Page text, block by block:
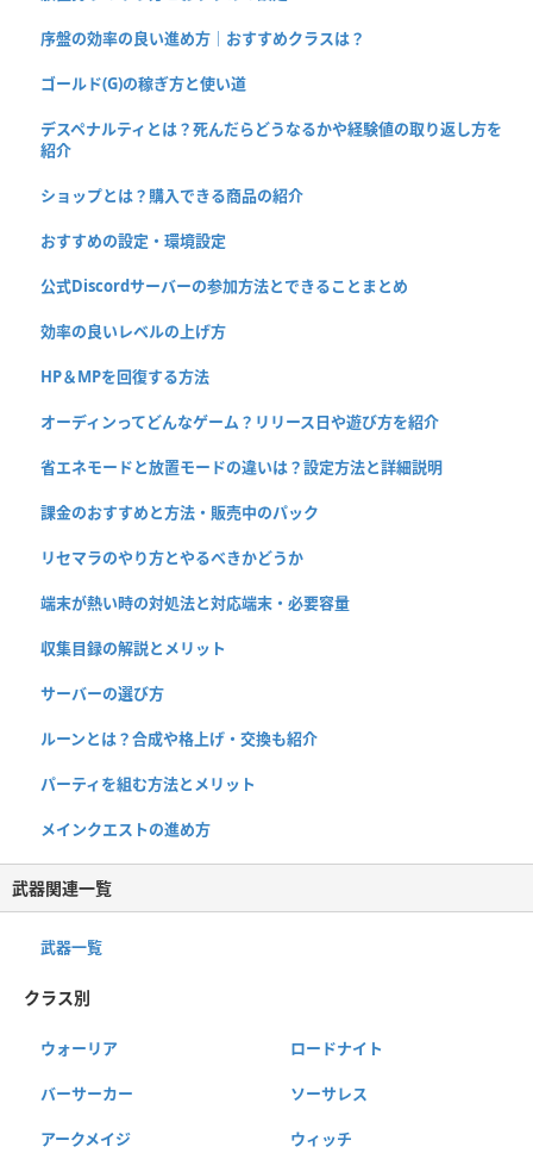
序盤の効率の良い進め方｜おすすめクラスは？
ゴールド(G)の稼ぎ方と使い道
デスペナルティとは？死んだらどうなるかや経験値の取り返し方を
紹介
ショップとは？購入できる商品の紹介
おすすめの設定・環境設定
公式Discordサーバーの参加方法とできることまとめ
効率の良いレベルの上げ方
HP＆MPを回復する方法
オーディンってどんなゲーム？リリース日や遊び方を紹介
省エネモードと放置モードの違いは？設定方法と詳細説明
課金のおすすめと方法・販売中のパック
リセマラのやり方とやるべきかどうか
端末が熱い時の対処法と対応端末・必要容量
収集目録の解説とメリット
サーバーの選び方
ルーンとは？合成や格上げ・交換も紹介
パーティを組む方法とメリット
メインクエストの進め方
武器関連一覧
武器一覧
クラス別
ウォーリア ロードナイト
バーサーカー ソーサレス
アークメイジ ウィッチ